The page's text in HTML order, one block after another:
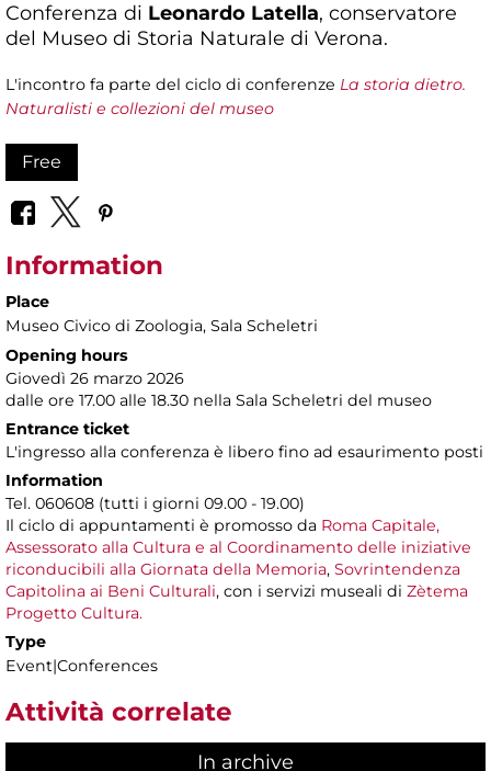
Conferenza di Leonardo Latella, conservatore
del Museo di Storia Naturale di Verona.
L'incontro fa parte del ciclo di conferenze La storia dietro.
Naturalisti e collezioni del museo
Free
Information
Place
Museo Civico di Zoologia, Sala Scheletri
Opening hours
Giovedì 26 marzo 2026
dalle ore 17.00 alle 18.30 nella Sala Scheletri del museo
Entrance ticket
L'ingresso alla conferenza è libero fino ad esaurimento posti
Information
Tel. 060608 (tutti i giorni 09.00 - 19.00)
Il ciclo di appuntamenti è promosso da Roma Capitale,
Assessorato alla Cultura e al Coordinamento delle iniziative
riconducibili alla Giornata della Memoria, Sovrintendenza
Capitolina ai Beni Culturali, con i servizi museali di Zètema
Progetto Cultura.
Type
Event|Conferences
Attività correlate
In archive